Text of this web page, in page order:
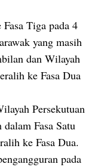
Tiga pada 4
yang masih
dan Wilayah
ke Fasa Dua
Persekutuan
Fasa Satu
ke Fasa Dua.
pada